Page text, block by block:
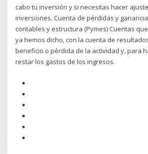
cabo tu inversión y si necesitas hacer
inversiones. Cuenta de pérdidas y
contables y estructura (Pymes) Cuentas
ya hemos dicho, con la cuenta de
beneficio o pérdida de la actividad y, para
restar los gastos de los ingresos.